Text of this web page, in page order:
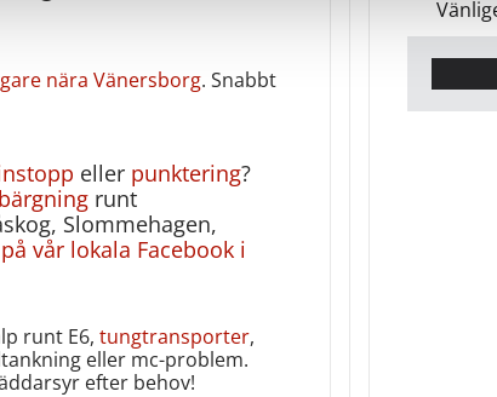
nära Vänersborg. Snabbt
eller punktering?
bärgning runt
Slommehagen,
vår lokala Facebook i
runt E6, tungtransporter,
eller mc-problem.
efter behov!